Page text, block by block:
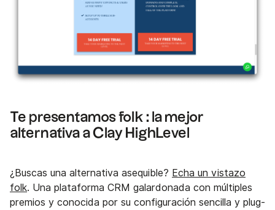
Te presentamos folk : la mejor
alternativa a Clay HighLevel
¿Buscas una alternativa asequible? Echa un vistazo
folk. Una plataforma CRM galardonada con múltiples
premios y conocida por su configuración sencilla y plug-